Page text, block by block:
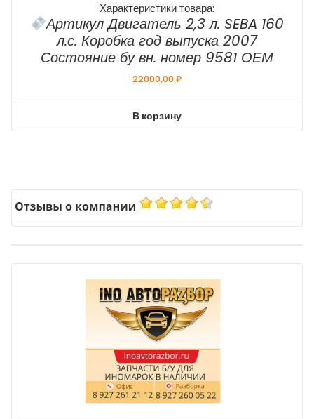
Характеристики товара:
Артикул Двигатель 2,3 л. SEBA 160
л.с. Коробка год выпуска 2007
Состояние бу вн. номер 9581 ОЕМ
22000,00₽
В корзину